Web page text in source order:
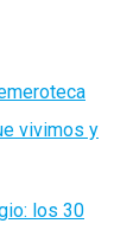
vivimos y
los 30